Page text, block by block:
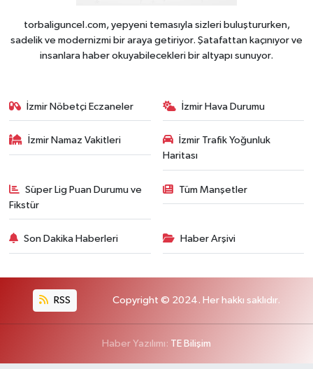
torbaliguncel.com, yepyeni temasıyla sizleri buluştururken,
sadelik ve modernizmi bir araya getiriyor. Şatafattan kaçınıyor ve
insanlara haber okuyabilecekleri bir altyapı sunuyor.
İzmir Nöbetçi Eczaneler İzmir Hava Durumu
İzmir Namaz Vakitleri
İzmir Trafik Yoğunluk
Haritası
Süper Lig Puan Durumu ve
Fikstür
Tüm Manşetler
Son Dakika Haberleri Haber Arşivi
RSS Copyright © 2024. Her hakkı saklıdır.
Haber Yazılımı: TE Bilişim